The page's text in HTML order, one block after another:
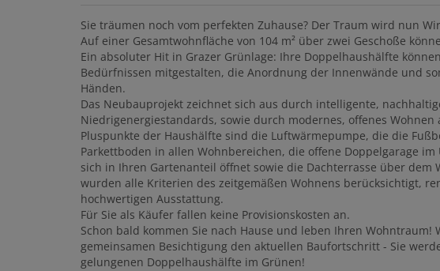
Sie träumen noch vom perfekten Zuhause? Der Traum wird nun
Auf einer Gesamtwohnfläche von 104 m² über zwei Geschoße
Ein absoluter Hit in Grazer Grünlage: Ihre Doppelhaushälfte
Bedürfnissen mitgestalten, die Anordnung der Innenwände und
Händen.
Das Neubauprojekt zeichnet sich aus durch intelligente,
Niedrigenergiestandards, sowie durch modernes, offenes
Pluspunkte der Haushälfte sind die Luftwärmepumpe, die die
Parkettboden in allen Wohnbereichen, die offene Doppelgarage
sich in Ihren Gartenanteil öffnet sowie die Dachterrasse über dem
wurden alle Kriterien des zeitgemäßen Wohnens berücksichtigt,
hochwertigen Ausstattung.
Für Sie als Käufer fallen keine Provisionskosten an.
Schon bald kommen Sie nach Hause und leben Ihren
gemeinsamen Besichtigung den aktuellen Baufortschritt - Sie
gelungenen Doppelhaushälfte im Grünen!